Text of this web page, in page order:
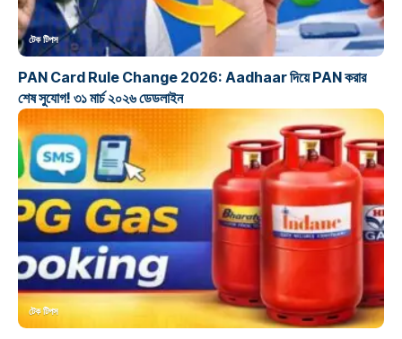
টেক টিপস
PAN Card Rule Change 2026: Aadhaar দিয়ে PAN করার
শেষ সুযোগ! ৩১ মার্চ ২০২৬ ডেডলাইন
টেক টিপস